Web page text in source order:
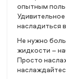
опытным
насладиться
Не нужно
жидкости –
Просто